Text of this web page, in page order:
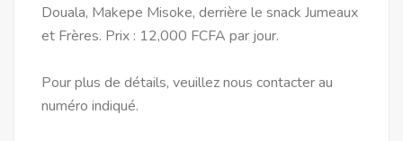
Douala, Makepe Misoke, derrière le snack Jumeaux
et Frères. Prix : 12,000 FCFA par jour.
Pour plus de détails, veuillez nous contacter au
numéro indiqué.